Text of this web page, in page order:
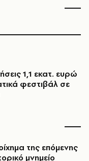
1,1 εκατ. ευρώ
φεστιβάλ σε
της επόμενης
μνημείο